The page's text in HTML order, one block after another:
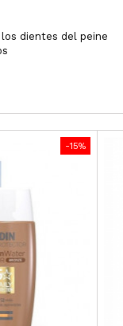
dientes del peine
-15%